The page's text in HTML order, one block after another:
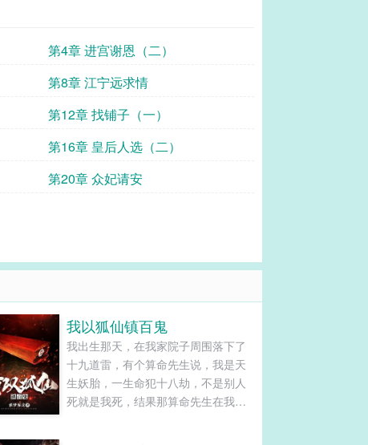
第4章 进宫谢恩（二）
第8章 江宁远求情
第12章 找铺子（一）
第16章 皇后人选（二）
第20章 众妃请安
我以狐仙镇百鬼
我出生那天，在我家院子周围落下了
十九道雷，有个算命先生说，我是天
生妖胎，一生命犯十八劫，不是别人
死就是我死，结果那算命先生在我出